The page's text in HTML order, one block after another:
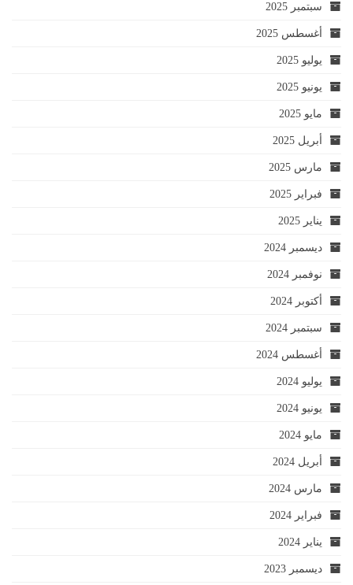
سبتمبر 2025
أغسطس 2025
يوليو 2025
يونيو 2025
مايو 2025
أبريل 2025
مارس 2025
فبراير 2025
يناير 2025
ديسمبر 2024
نوفمبر 2024
أكتوبر 2024
سبتمبر 2024
أغسطس 2024
يوليو 2024
يونيو 2024
مايو 2024
أبريل 2024
مارس 2024
فبراير 2024
يناير 2024
ديسمبر 2023